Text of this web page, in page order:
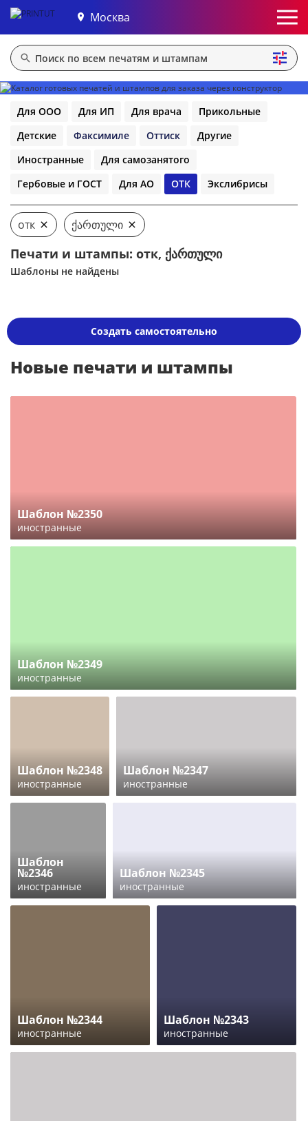
Москва
Для ООО Для ИП Для врача
Прикольные
Детские
Факсимиле Оттиск
Другие
Иностранные
Для самозанятого
Гербовые и ГОСТ
Для АО ОТК Экслибрисы
отк ქართული
Печати и штампы: отк, ქართული
Шаблоны не найдены
Создать самостоятельно
Новые печати и штампы
Шаблон №2350
иностранные
Шаблон №2349
иностранные
Шаблон №2348
иностранные
Шаблон №2347
иностранные
Шаблон
№2346
иностранные
Шаблон №2345
иностранные
Шаблон №2344
иностранные
Шаблон №2343
иностранные